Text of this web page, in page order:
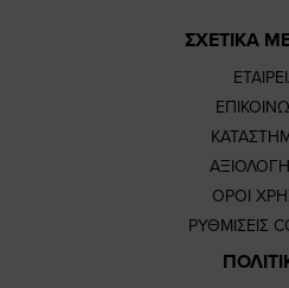
ΣΧΕΤΙΚΑ
ΟΡΟΙ
ΡΥΘΜΙΣΕΙΣ